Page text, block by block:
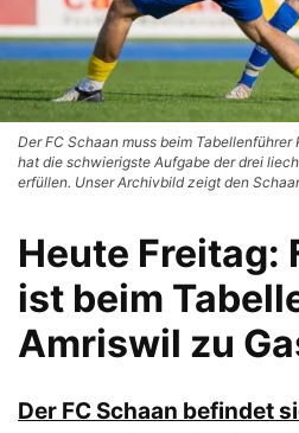
Der FC Schaan muss beim
hat die schwierigste Aufgabe der drei
erfüllen. Unser Archivbild zeigt den
Heute Freitag:
ist beim
Amriswil zu
Der FC Schaan befindet